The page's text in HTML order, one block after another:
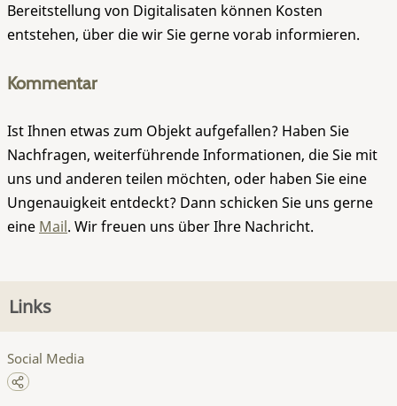
Bereitstellung von Digitalisaten können Kosten
entstehen, über die wir Sie gerne vorab informieren.
Kommentar
Ist Ihnen etwas zum Objekt aufgefallen? Haben Sie
Nachfragen, weiterführende Informationen, die Sie mit
uns und anderen teilen möchten, oder haben Sie eine
Ungenauigkeit entdeckt? Dann schicken Sie uns gerne
eine Mail. Wir freuen uns über Ihre Nachricht.
Links
Social Media